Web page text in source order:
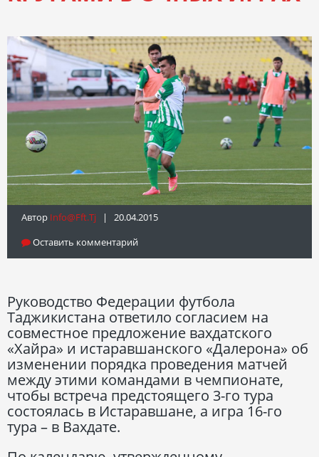
Автор Info@fft.tj | 20.04.2015
Оставить комментарий
Руководство Федерации футбола
Таджикистана ответило согласием на
совместное предложение вахдатского
«Хайра» и истаравшанского «Далерона» об
изменении порядка проведения матчей
между этими командами в чемпионате,
чтобы встреча предстоящего 3-го тура
состоялась в Истаравшане, а игра 16-го
тура – в Вахдате.